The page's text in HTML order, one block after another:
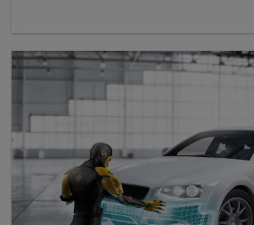
งานง่ายในกระบวนการซ่อ